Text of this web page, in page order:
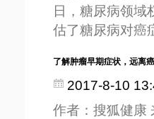
日，糖尿病领域
估了糖尿病对癌
了解肿瘤早期症状，远离
2017-8-10
作者：搜狐健康